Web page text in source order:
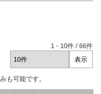
1 - 10件 /66件
も可能です。